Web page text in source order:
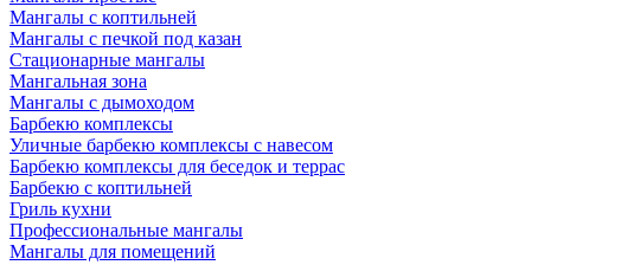
Мангалы с коптильней
Мангалы с печкой под казан
Стационарные мангалы
Мангальная зона
Мангалы с дымоходом
Барбекю комплексы
Уличные барбекю комплексы с навесом
Барбекю комплексы для беседок и террас
Барбекю с коптильней
Гриль кухни
Профессиональные мангалы
Мангалы для помещений